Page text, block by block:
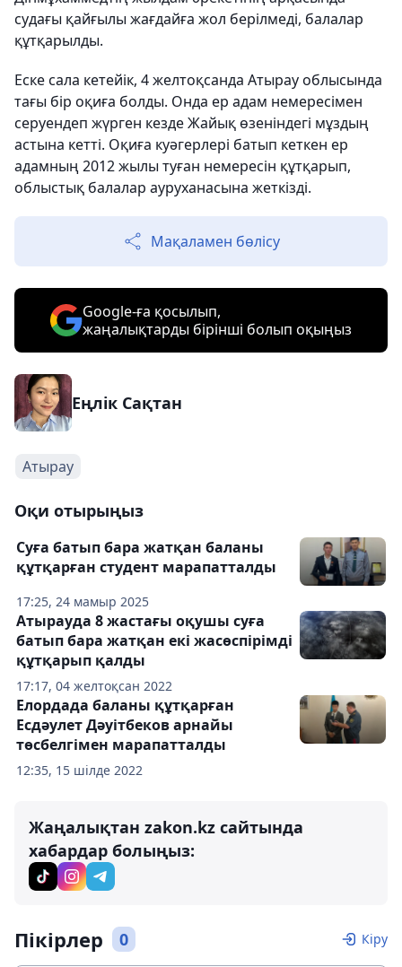
судағы қайғылы жағдайға жол берілмеді, балалар
құтқарылды.
Еске сала кетейік, 4 желтоқсанда Атырау облысында
тағы бір оқиға болды. Онда ер адам немересімен
серуендеп жүрген кезде Жайық өзеніндегі мұздың
астына кетті. Оқиға куәгерлері батып кеткен ер
адамның 2012 жылы туған немересін құтқарып,
облыстық балалар ауруханасына жеткізді.
Мақаламен бөлісу
Google-ға қосылып,
жаңалықтарды бірінші болып оқыңыз
Еңлік Сақтан
Атырау
Оқи отырыңыз
17:25, 24 мамыр 2025
Суға батып бара жатқан баланы
құтқарған студент марапатталды
17:17, 04 желтоқсан 2022
Атырауда 8 жастағы оқушы суға
батып бара жатқан екі жасөспірімді
құтқарып қалды
12:35, 15 шілде 2022
Елордада баланы құтқарған
Есдәулет Дәуітбеков арнайы
төсбелгімен марапатталды
Жаңалықтан zakon.kz сайтында
хабардар болыңыз:
Пікірлер 0 Кіру